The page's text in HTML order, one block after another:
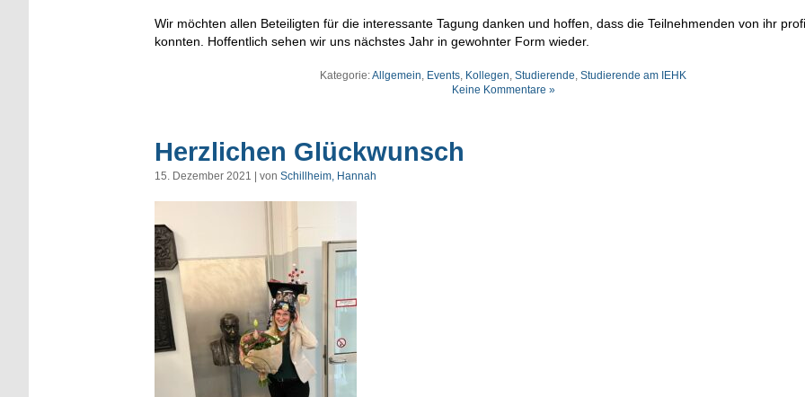
Wir möchten allen Beteiligten für die interessante Tagung danken und hoffen, dass die Teilnehmenden von ihr
konnten. Hoffentlich sehen wir uns nächstes Jahr in gewohnter Form wieder.
Kategorie:Allgemein, Events, Kollegen, Studierende, Studierende am IEHK
Keine Kommentare »
Herzlichen Glückwunsch
15. Dezember 2021 | von Schillheim, Hannah